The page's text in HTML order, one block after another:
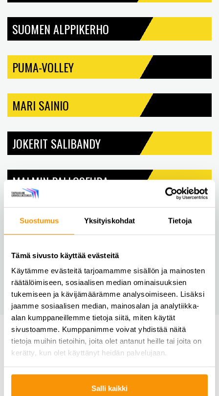
Suostumus Yksityiskohdat Tietoja
Tämä sivusto käyttää evästeitä
Käytämme evästeitä tarjoamamme sisällön ja mainosten
räätälöimiseen, sosiaalisen median ominaisuuksien
tukemiseen ja kävijämäärämme analysoimiseen. Lisäksi
jaamme sosiaalisen median, mainosalan ja analytiikka-
alan kumppaneillemme tietoja siitä, miten käytät
sivustoamme. Kumppanimme voivat yhdistää näitä
tietoja muihin tietoihin, joita olet antanut heille tai joita on
kerätty, kun olet käyttänyt heidän palvelujaan.
Salli kaikki
SUOMEN ALPPIKERHO
PUMA-VOLLEY
MARI SAINIO
JOKERIT SALIBANDY
MALMIN PALLOSEURA
VEIJARIT-86
HELSINKI UNITED
PUNA-MUSTAT
TAPANILAN URHEILUTALOSÄÄTIÖ
Tapanilan Urheilutalosäätiö on yksityinen säätiö, joka on